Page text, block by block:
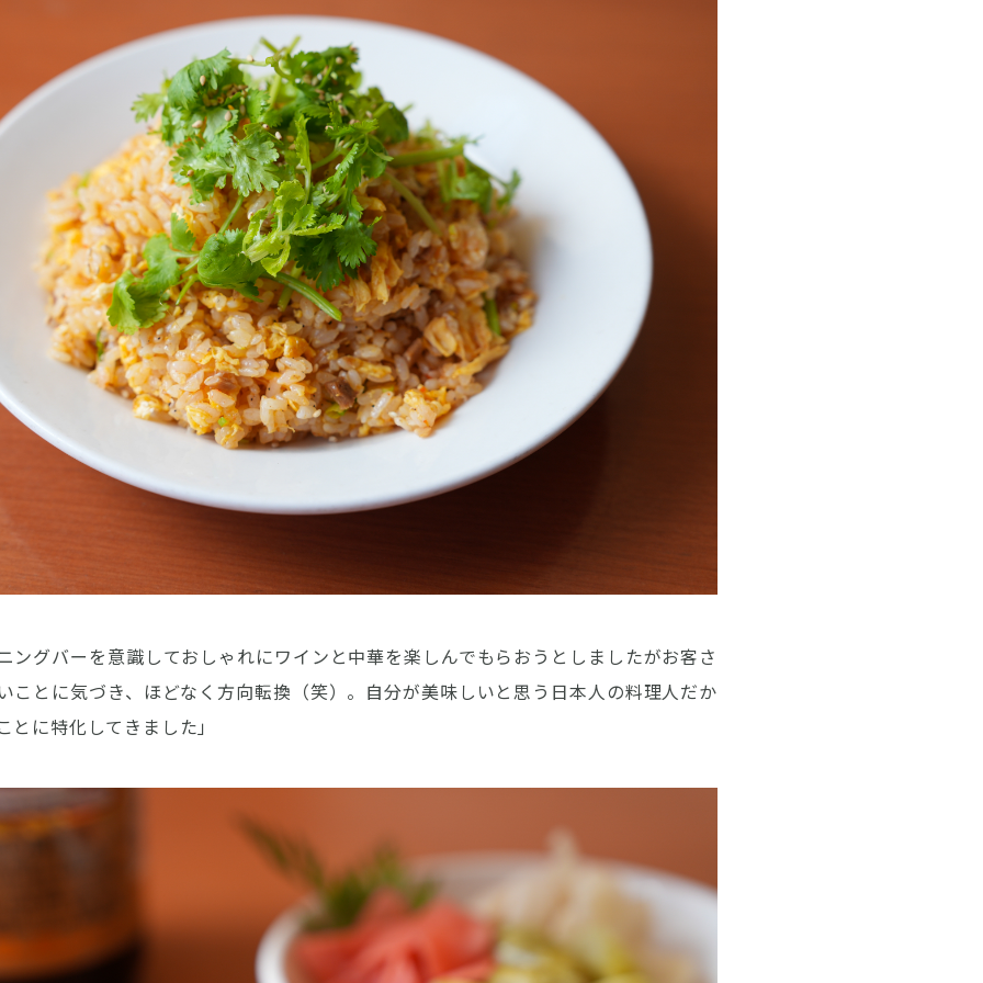
ングバーを意識しておしゃれにワインと中華を楽しんでもらおうとしましたがお客さ
ことに気づき、ほどなく方向転換（笑）。自分が美味しいと思う日本人の料理人だか
に特化してきました」